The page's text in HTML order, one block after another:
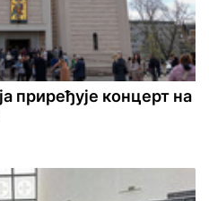
приређује концерт на